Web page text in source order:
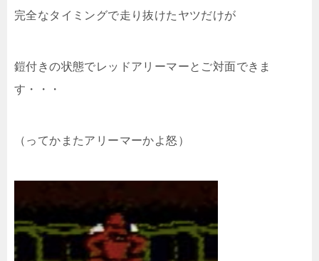
完全なタイミングで走り抜けたヤツだけが
鎧付きの状態でレッドアリーマーとご対面できま
す・・・
（ってかまたアリーマーかよ怒）